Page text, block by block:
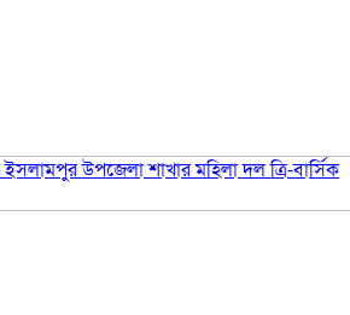
উপজেলা শাখার মহিলা দল ত্রি-বার্সিক